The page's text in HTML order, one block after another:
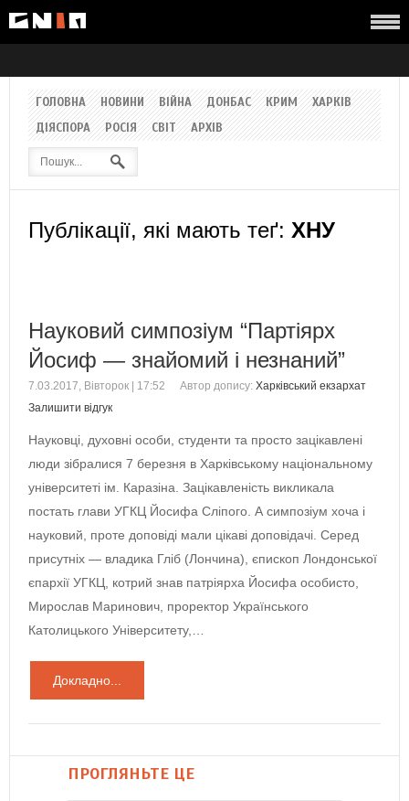
ГОЛОВНА НОВИНИ ВІЙНА ДОНБАС КРИМ
ХАРКІВ
ДІЯСПОРА
РОСІЯ СВІТ АРХІВ
Публікації, які мають теґ: ХНУ
Науковий симпозіум “Партіярх
Йосиф — знайомий і незнаний”
7.03.2017, Вівторок | 17:52 Автор допису: Харківський екзархат
Залишити відгук
Науковці, духовні особи, студенти та просто зацікавлені
люди зібралися 7 березня в Харківському національному
університеті ім. Каразіна. Зацікавленість викликала
постать глави УГКЦ Йосифа Сліпого. А симпозіум хоча і
науковий, проте доповіді мали цікаві доповідачі. Серед
присутніх — владика Гліб (Лончина), єпископ Лондонської
єпархії УГКЦ, котрий знав патріярха Йосифа особисто,
Мирослав Маринович, проректор Українського
Католицького Університету,…
Докладно...
ПРОГЛЯНЬТЕ ЦЕ